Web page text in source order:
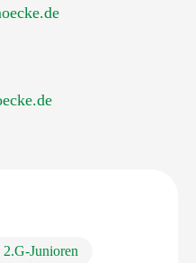
2.G-Junioren